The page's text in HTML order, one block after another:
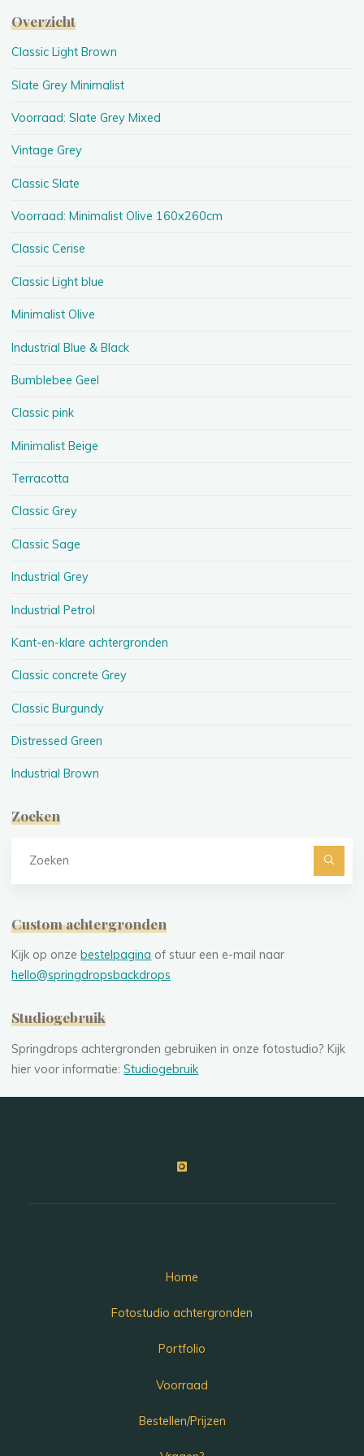
Overzicht
Classic Light Brown
Slate Grey Minimalist
Voorraad: Slate Grey Mixed
Vintage Grey
Classic Slate
Voorraad: Minimalist Olive 160x260cm
Classic Cerise
Classic Light blue
Minimalist Olive
Industrial Blue & Black
Bumblebee Geel
Classic pink
Minimalist Beige
Terracotta
Classic Grey
Classic Sage
Industrial Grey
Industrial Petrol
Kant-en-klare achtergronden
Classic concrete Grey
Classic Burgundy
Distressed Green
Industrial Brown
Zoeken
Custom achtergronden
Kijk op onze bestelpagina of stuur een e-mail naar
hello@springdropsbackdrops
Studiogebruik
Springdrops achtergronden gebruiken in onze fotostudio? Kijk
hier voor informatie:Studiogebruik
Home
Fotostudio achtergronden
Portfolio
Voorraad
Bestellen/Prijzen